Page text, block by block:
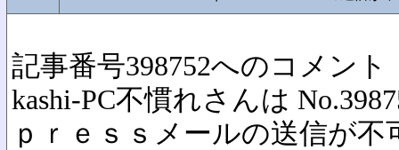
記事番号398752へのコメント
kashi-PC不慣れさんは
ｐｒｅｓｓメールの送信が